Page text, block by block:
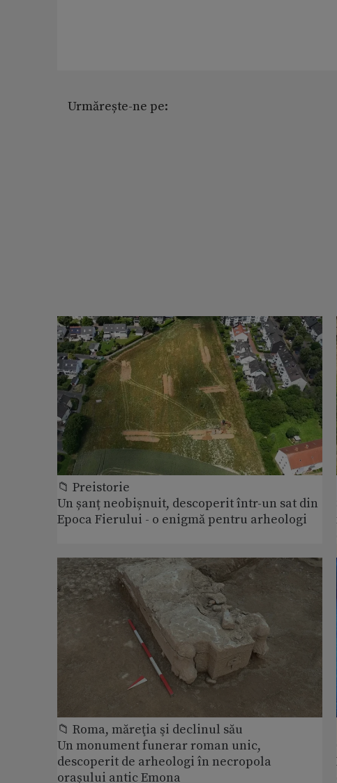
Urmărește-ne pe:
📁 Preistorie
Un șanț neobișnuit, descoperit într-un sat din
Epoca Fierului - o enigmă pentru arheologi
📁 Roma, măreţia şi declinul său
Un monument funerar roman unic,
descoperit de arheologi în necropola
orașului antic Emona